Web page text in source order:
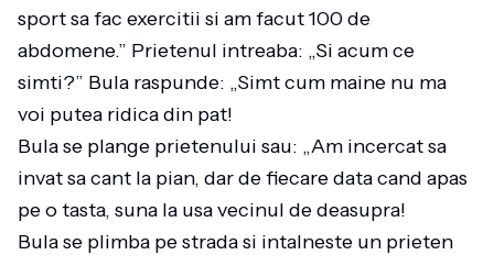
sport sa fac exercitii si am facut 100 de
abdomene.” Prietenul intreaba: „Si acum ce
simti?” Bula raspunde: „Simt cum maine nu ma
voi putea ridica din pat!
Bula se plange prietenului sau: „Am incercat sa
invat sa cant la pian, dar de fiecare data cand apas
pe o tasta, suna la usa vecinul de deasupra!
Bula se plimba pe strada si intalneste un prieten